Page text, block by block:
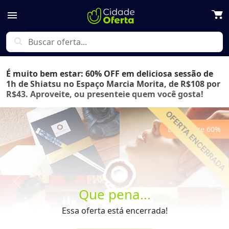
menu
search
Que pena...
Essa oferta está encerrada!
É muito bem estar: 60% OFF em deliciosa sessão de
1h de Shiatsu no Espaço Marcia Morita, de R$108 por
R$43. Aproveite, ou presenteie quem você gosta!
Economize 60%